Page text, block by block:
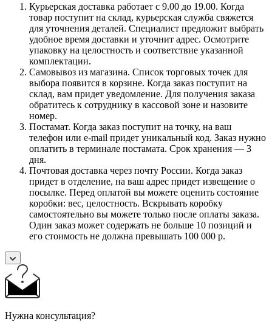
Курьерская доставка работает с 9.00 до 19.00. Когда
товар поступит на склад, курьерская служба свяжется
для уточнения деталей. Специалист предложит выбрать
удобное время доставки и уточнит адрес. Осмотрите
упаковку на целостность и соответствие указанной
комплектации.
Самовывоз из магазина. Список торговых точек для
выбора появится в корзине. Когда заказ поступит на
склад, вам придет уведомление. Для получения заказа
обратитесь к сотруднику в кассовой зоне и назовите
номер.
Постамат. Когда заказ поступит на точку, на ваш
телефон или e-mail придет уникальный код. Заказ нужно
оплатить в терминале постамата. Срок хранения — 3
дня.
Почтовая доставка через почту России. Когда заказ
придет в отделение, на ваш адрес придет извещение о
посылке. Перед оплатой вы можете оценить состояние
коробки: вес, целостность. Вскрывать коробку
самостоятельно вы можете только после оплаты заказа.
Один заказ может содержать не больше 10 позиций и
его стоимость не должна превышать 100 000 р.
Нужна консультация?